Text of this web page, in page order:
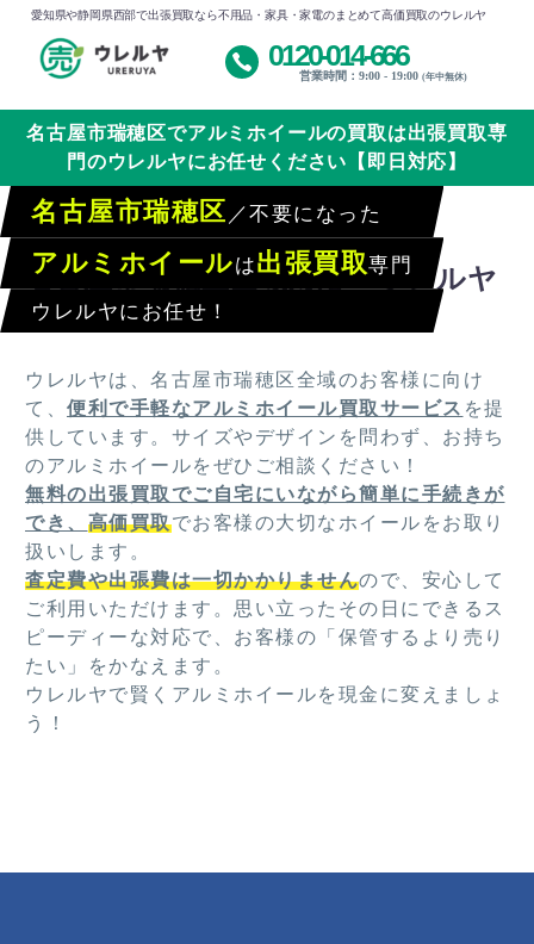
愛知県や静岡県西部で出張買取なら不用品・家具・家電のまとめて高価買取のウレルヤ
0120-014-666
営業時間：9:00 - 19:00 (年中無休)
名古屋市瑞穂区でアルミホイールの買取は出張買取専
門のウレルヤにお任せください【即日対応】
名古屋市瑞穂区 ／不要になった
アルミホイールは出張買取専門
ウレルヤにお任せ！
名古屋市瑞穂区全域対応！ウレルヤ
でラクラク買取
ウレルヤは、名古屋市瑞穂区全域のお客様に向け
て、 便利で手軽なアルミホイール買取サービス を提
供しています。サイズやデザインを問わず、お持ち
のアルミホイールをぜひご相談ください！
無料の出張買取でご自宅にいながら簡単に手続きが
でき、 高価買取でお客様の大切なホイールをお取り
扱いします。
査定費や出張費は一切かかりませんので、安心して
ご利用いただけます。思い立ったその日にできるス
ピーディーな対応で、お客様の「保管するより売り
たい」をかなえます。
ウレルヤで賢くアルミホイールを現金に変えましょ
う！